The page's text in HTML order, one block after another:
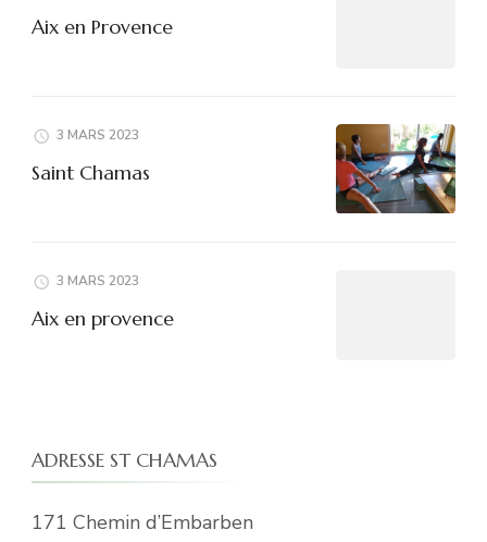
Aix en Provence
3 MARS 2023
Saint Chamas
3 MARS 2023
Aix en provence
ADRESSE ST CHAMAS
171 Chemin d’Embarben